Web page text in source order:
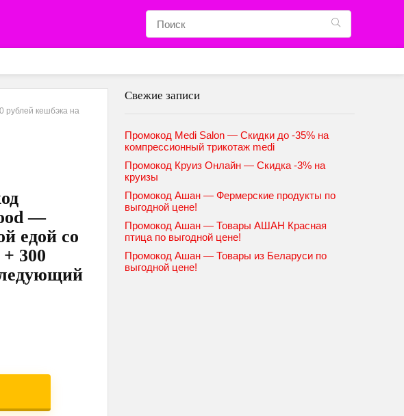
рублей кешбэка на
—
едой со
300
Свежие записи
Промокод Medi Salon — Скидки до -35% на
компрессионный трикотаж medi
Промокод Круиз Онлайн — Скидка -3% на
круизы
Промокод Ашан — Фермерские продукты по
выгодной цене!
Промокод Ашан — Товары АШАН Красная
птица по выгодной цене!
Промокод Ашан — Товары из Беларуси по
выгодной цене!